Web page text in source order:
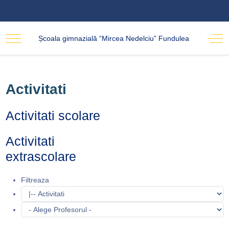
Școala gimnazială “Mircea Nedelciu” Fundulea
Activitati
Activitati scolare
Activitati
extrascolare
Filtreaza